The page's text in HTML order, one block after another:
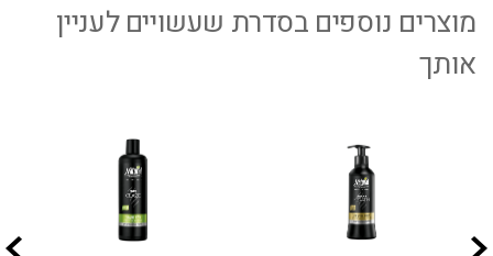
מוצרים נוספים בסדרת שעשויים לעניין
אותך